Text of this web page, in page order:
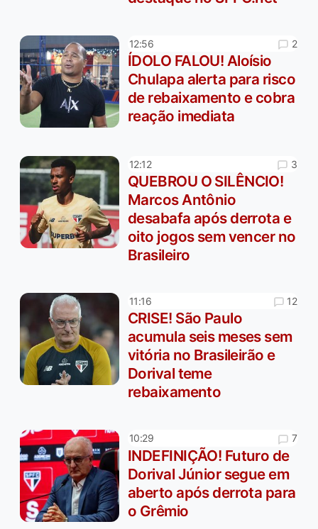
12:56 2
ÍDOLO FALOU! Aloísio
Chulapa alerta para risco
de rebaixamento e cobra
reação imediata
12:12 3
QUEBROU O SILÊNCIO!
Marcos Antônio
desabafa após derrota e
oito jogos sem vencer no
Brasileiro
11:16 12
CRISE! São Paulo
acumula seis meses sem
vitória no Brasileirão e
Dorival teme
rebaixamento
10:29 7
INDEFINIÇÃO! Futuro de
Dorival Júnior segue em
aberto após derrota para
o Grêmio